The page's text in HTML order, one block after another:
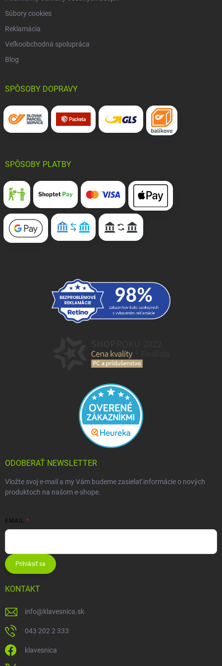
Súbory cookies
Reklamácia
Veľkoobchodná spolupráca
Blog
SPÔSOBY DOPRAVY
SPÔSOBY PLATBY
ODOBERAŤ NEWSLETTER
Vložte svoj e-mail a my Vám budeme zasielať informácie o nových
produktoch na našom e-shope.
EMAIL
Prihlásiť sa
KONTAKT
info@klavesnica.sk
043 202 2 333
klavesnica